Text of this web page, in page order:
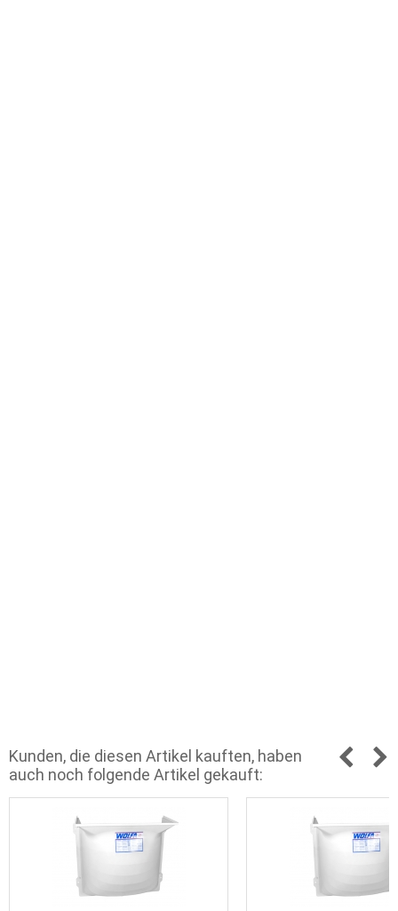
Kunden, die diesen Artikel kauften, haben
auch noch folgende Artikel gekauft: